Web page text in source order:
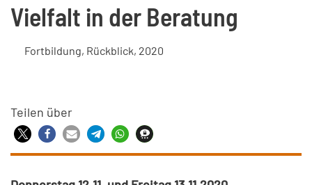
Vielfalt in der Beratung
Fortbildung, Rückblick, 2020
Teilen über